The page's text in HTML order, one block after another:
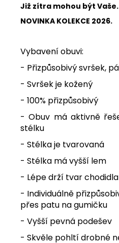
Již zítra mohou být Vaše.
NOVINKA KOLEKCE 2026.
Vybavení obuvi:
- Přizpůsobivý svršek,
- Svršek je kožený
- 100% přizpůsobivý
- Obuv má aktivně
stélku
- Stélka je tvarovaná
- Stélka má vyšší lem
- Lépe drží tvar chodidla
- Individuálně
přes patu na gumičku
- Vyšší pevná podešev
- Skvěle pohltí drobné